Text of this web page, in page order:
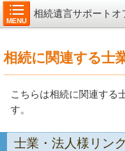
MENU
相続遺言サポート
相続に関連する士
こちらは相続に関連する
す。
士業・法人様リン